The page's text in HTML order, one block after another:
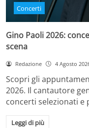
Concerti
Gino Paoli 2026:
scena
Redazione 4 Agosto
Scopri gli
2026. Il cantautore
concerti selezionati e
Leggi di più